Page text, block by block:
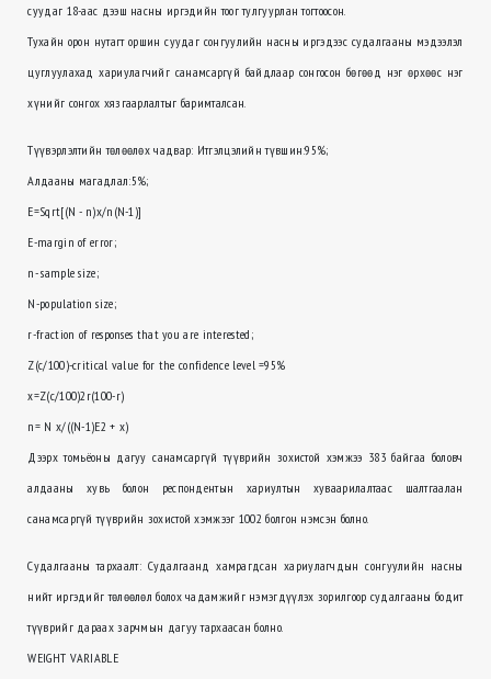
суудаг 18-аас дээш насны иргэдийн тоог тулгуурлан тогтоосон.
Тухайн орон нутагт оршин суудаг сонгуулийн насны иргэдээс судалгааны мэдээлэл
цуглуулахад хариулагчийг санамсаргүй байдлаар сонгосон бөгөөд нэг өрхөөс нэг
хүнийг сонгох хязгаарлалтыг баримталсан.
Түүвэрлэлтийн төлөөлөх чадвар: Итгэлцэлийн түвшин:95%;
Алдааны магадлал:5%;
E=Sqrt[(N - n)x/n(N-1)]
E-margin of error;
n- sample size;
N-population size;
r-fraction of responses that you are interested;
Z(c/100)-critical value for the confidence level =95%
x=Z(c/100)2r(100-r)
n= N x/((N-1)E2 + x)
Дээрх томьёоны дагуу санамсаргүй түүврийн зохистой хэмжээ 383 байгаа боловч
алдааны хувь болон респондентын хариултын хуваарилалтаас шалтгаалан
санамсаргүй түүврийн зохистой хэмжээг 1002 болгон нэмсэн болно.
Судалгааны тархаалт: Судалгаанд хамрагдсан хариулагчдын сонгуулийн насны
нийт иргэдийг төлөөлөл болох чадамжийг нэмэгдүүлэх зорилгоор судалгааны бодит
түүврийг дараах зарчмын дагуу тархаасан болно.
WEIGHT VARIABLE